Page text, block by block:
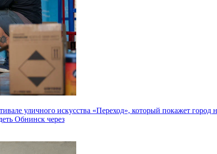
уличного искусства «Переход», который покажет город
Обнинск через